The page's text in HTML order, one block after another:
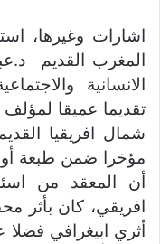
اشارات وغيرها،
المغرب القديم
الانسانية
تقديما عميقا
مؤخرا ضمن طبعة
أن المعقد من
افريقي، كان بأثر
أثري ابيغرافي فضلا